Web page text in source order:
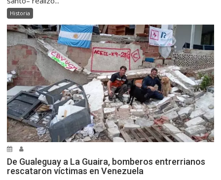
Historia
De Gualeguay a La Guaira, bomberos entrerrianos
rescataron víctimas en Venezuela